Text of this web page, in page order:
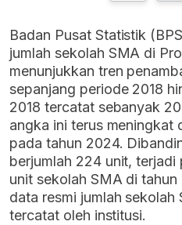
Badan Pusat Statistik
jumlah sekolah SMA di
menunjukkan tren
sepanjang periode 2018
2018 tercatat sebanyak
angka ini terus meningkat
pada tahun 2024.
berjumlah 224 unit, terjadi
unit sekolah SMA di
data resmi jumlah
tercatat oleh institusi.